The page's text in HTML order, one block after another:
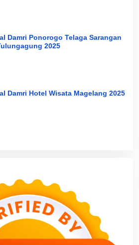
Damri Ponorogo Telaga Sarangan
2025
Damri Hotel Wisata Magelang 2025